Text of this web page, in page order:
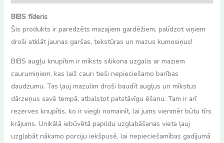
BIBS fīderis
Šis produkts ir paredzēts mazajiem gardēžiem, palīdzot viņiem
droši atklāt jaunas garšas, tekstūras un mazus kumosiņus!
BIBS augļu knupītim ir mīksts silikona uzgalis ar maziem
caurumiņiem, kas laiž cauri tieši nepieciešamo barības
daudzumu. Tas ļauj mazulim droši baudīt augļus un mīkstus
dārzeņus savā tempā, atbalstot patstāvīgu ēšanu. Tam ir arī
rezerves knupītis, ko ir viegli nomainīt, lai jums vienmēr būtu tīrs
krājums. Unikālā iebūvētā papildu uzglabāšanas vieta ļauj
uzglabāt nākamo porciju iekšpusē, lai nepieciešamības gadījumā